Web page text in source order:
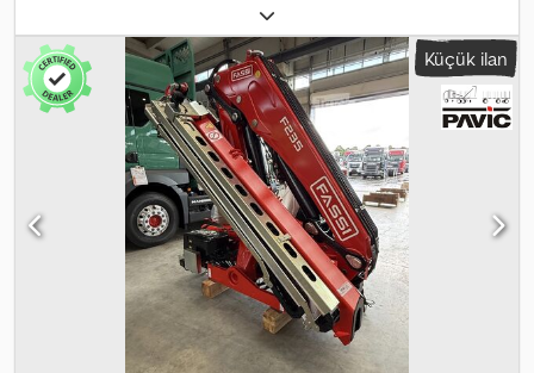
F235 A.2.24 (4 kademeli hidrolik uzatma) - Fassi F235 A.2.26 (6
kademeli hidrolik uzatma) - Fassi F255 A.2.24 (4 kademeli hidrolik
uzatma) - Fassi F255 A.2.26 (6 kademeli hidrolik uzatma) - Fassi
F545 RA2.28 (8 kademeli hidrolik uzatma), ek destek kirişi dahil Her
biri çok iyi donanıma sahip: - 2 ek fonksiyon için kontrol sistemi,
örneğin pens veya maşa için »2 hortum kılavuzu (5. ve 6. kontrol
devresi), F545 hariç - Uzaktan kumanda ile çalıştırılabilen hidrolik
destek ayakları/destekler - LED çalışma projektörü - Çapraz kol,
şarj cihazı ve taşıma kayışları ile Scanreco kablosuz uzaktan
kumanda - Elektronik aşırı yük koruma sistemi - Acil durum
kapatma ve optik alarm ( %90 ve %100), dijital döner hareket
sınırını ayarlama dahil - FASSI denge kontrolü FSC, LMB II dahil -
F235 modelinden itibaren çift dizli kaldıraç sistemi, 15°'ye kadar
aşırı uzatılabilen menteşeli kol ile - 5. ve 6. kademe için manuel
uzatmalar ek ücrete tabi olarak mümkündür (her vinç için ayrı
Küçük ilan